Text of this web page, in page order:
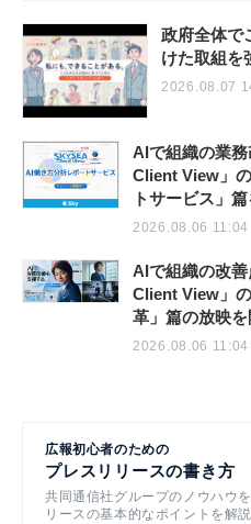
政府全体で
けた取組を
2026.08.07
AIで組織の業
Client View」
トサービス」
2026.08.06 11:04
AIで組織の改
Client View」
革」篇の放映
2026.08.06 11:04
広報初心者のための
プレスリリースの書き方
共同通信社グループのノウハウ
リースの基本的なポイントを解説